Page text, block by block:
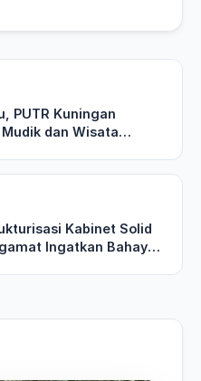
PUTR Kuningan
dan Wisata
Kabinet Solid
Ingatkan Bahaya